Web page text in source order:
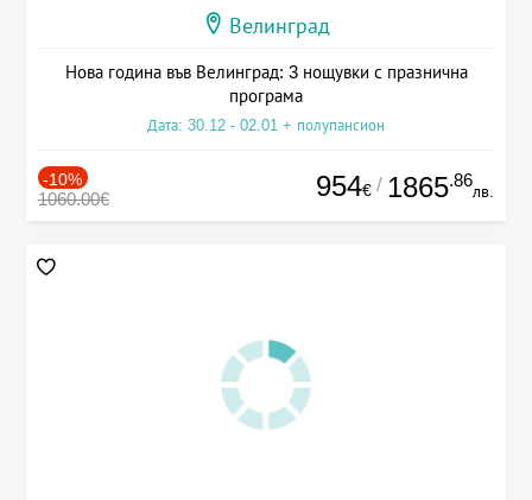
Велинград
Нова година във Велинград: 3 нощувки с празнична
програма
Дата: 30.12 - 02.01 + полупансион
-10%
1060.00€ 954€ / 1865.86
лв.